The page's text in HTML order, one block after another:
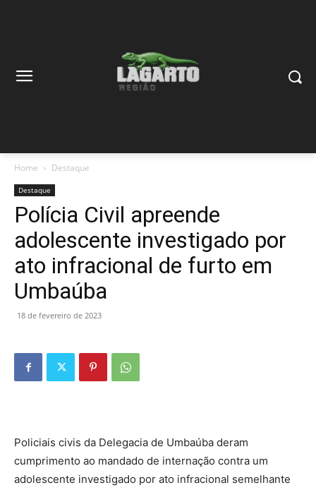
Home Destaque
Destaque
Polícia Civil apreende
adolescente investigado por
ato infracional de furto em
Umbaúba
18 de fevereiro de 2023
Policiais civis da Delegacia de Umbaúba deram
cumprimento ao mandado de internação contra um
adolescente investigado por ato infracional semelhante